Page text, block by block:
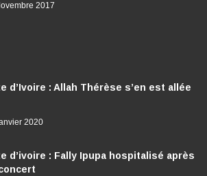
2017
d’Ivoire : Allah Thérèse s’en est allée
2020
d’ivoire : Fally Ipupa hospitalisé après